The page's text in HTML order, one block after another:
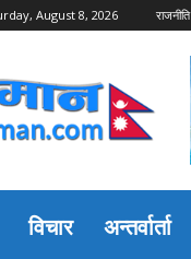
August 8, 2026 राजनीति
विचार अन्तर्वार्ता